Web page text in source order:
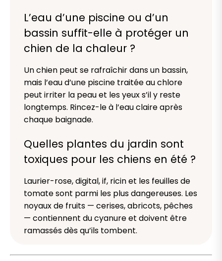
L’eau d’une piscine ou d’un
bassin suffit-elle à protéger un
chien de la chaleur ?
Un chien peut se rafraîchir dans un bassin,
mais l’eau d’une piscine traitée au chlore
peut irriter la peau et les yeux s’il y reste
longtemps. Rincez-le à l’eau claire après
chaque baignade.
Quelles plantes du jardin sont
toxiques pour les chiens en été ?
Laurier-rose, digital, if, ricin et les feuilles de
tomate sont parmi les plus dangereuses. Les
noyaux de fruits — cerises, abricots, pêches
— contiennent du cyanure et doivent être
ramassés dès qu’ils tombent.